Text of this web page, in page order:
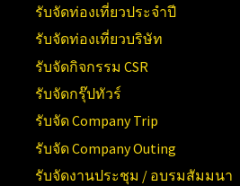
รับจัดท่องเที่ยวประจำปี
รับจัดท่องเที่ยวบริษัท
รับจัดกิจกรรม CSR
รับจัดกรุ๊ปทัวร์
รับจัด Company Trip
รับจัด Company Outing
รับจัดงานประชุม / อบรมสัมมนา